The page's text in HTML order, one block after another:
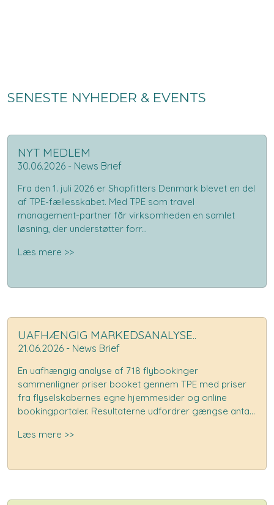
SENESTE NYHEDER & EVENTS
NYT MEDLEM
30.06.2026 - News Brief
Fra den 1. juli 2026 er Shopfitters Denmark blevet en del
af TPE-fællesskabet. Med TPE som travel
management-partner får virksomheden en samlet
løsning, der understøtter forr...
Læs mere >>
UAFHÆNGIG MARKEDSANALYSE..
21.06.2026 - News Brief
En uafhængig analyse af 718 flybookinger
sammenligner priser booket gennem TPE med priser
fra flyselskabernes egne hjemmesider og online
bookingportaler. Resultaterne udfordrer gængse anta...
Læs mere >>